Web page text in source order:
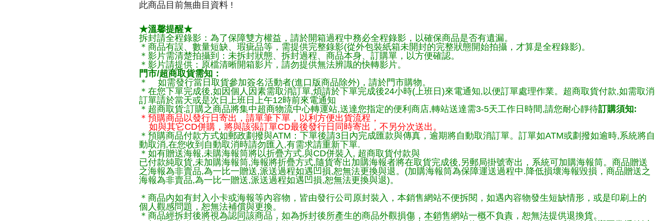
此商品目前無曲目資料 !
★溫馨提醒★
拆封請全程錄影：為了保障雙方權益，請於開箱過程中務必全程錄影，以確保商品是否有遺漏。
＊商品有誤、數量短缺、瑕疵品等，需提供完整錄影(從外包裝紙箱未開封的完整狀態開始拍攝，才算是全程錄影)。
＊影片需清楚拍攝到：未拆封狀態、拆封過程、商品本身、訂購單，以方便確認。
＊影片請提供：原檔清晰開箱影片，請勿提供無法辨識的快轉影片。
門市/超商取貨需知：
＊ 如需發行當日取貨參加簽名活動者(進口版商品除外)，請於門市購物。
＊在您下單完成後,如因個人因素需取消訂單,煩請於下單完成後24小時(上班日)來電通知,以便訂單處理作業。超商取貨付款,如需取消
訂單請於當天或是次日上班日上午12時前來電通知
＊超商取貨:訂購之商品將集中超商物流中心轉運站,送達您指定的便利商店,轉站送達需3-5天工作日時間,請您耐心靜待訂購須知:
＊預購商品以發行日寄出，請單筆下單，以利方便出貨流程，
如與其它CD併購，將與該張訂單CD最後發行日同時寄出，不另分次送出。
＊預購商品付款方式如郵政劃撥與ATM：下單後請3日內完成匯款與傳真，逾期將自動取消訂單。訂單如ATM或劃撥如逾時,系統將自
動取消,在您收到自動取消時請勿匯入,有需求請重新下單.
＊如有贈送海報,未購海報筒將以折疊方式,與CD併裝入, 超商取貨付款與
已付款純取貨,未加購海報筒,海報將折疊方式,隨貨寄出加購海報者將在取貨完成後,另郵局掛號寄出，系統可加購海報筒。商品贈送
之海報為非賣品,為一比一贈送,派送過程如遇凹損,恕無法更換與退。(加購海報筒為保障運送過程中.降低損壞海報毀損，商品贈送之
海報為非賣品,為一比一贈送,派送過程如遇凹損,恕無法更換與退)。
＊商品內如有封入小卡或海報等內容物，皆由發行公司原封裝入，本銷售網站不便拆閱，如遇內容物發生短缺情形，或是印刷上的
個人觀感問題，恕無法補償與更換。
＊商品經拆封後將視為認同該商品，如為拆封後所產生的商品外觀損傷，本銷售網站一概不負責，恕無法提供退換貨。